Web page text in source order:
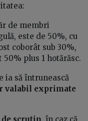
de membri
este de 50%, cu
coborât sub 30%,
plus 1 hotărăsc.
ia să întrunească
valabil exprimate
scrutin, în caz că